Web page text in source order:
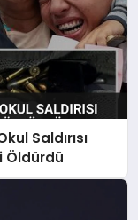
Saldırısı
Öldürdü